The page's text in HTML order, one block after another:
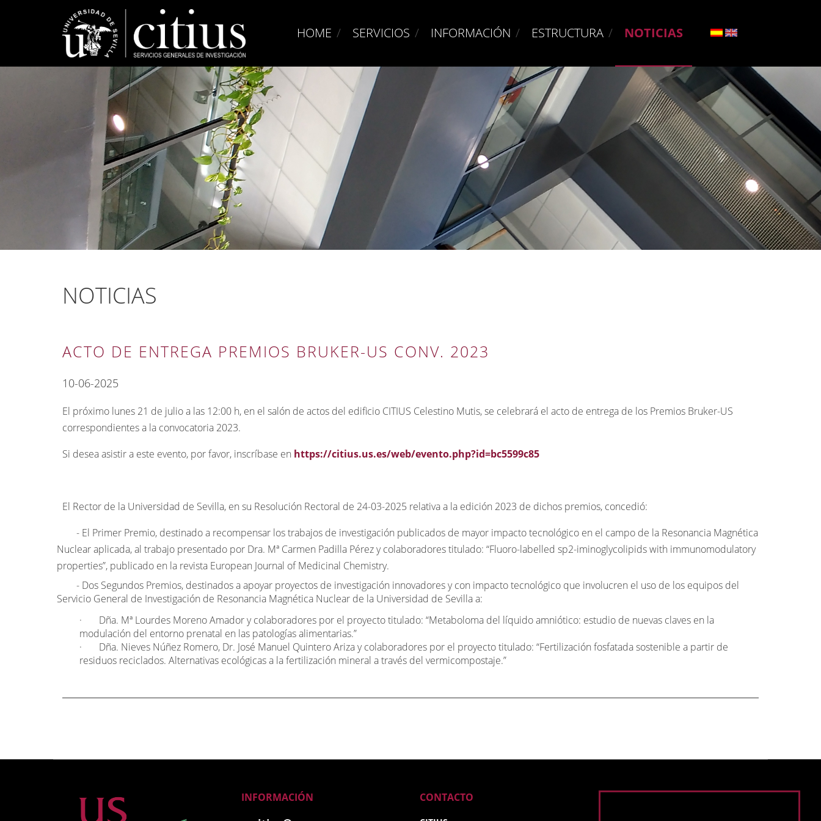
HOME SERVICIOS INFORMACIÓN ESTRUCTURA NOTICIAS
NOTICIAS
ACTO DE ENTREGA PREMIOS BRUKER-US CONV. 2023
10-06-2025
El próximo lunes 21 de julio a las 12:00 h, en el salón de actos del edificio CITIUS Celestino Mutis, se celebrará el acto de entrega de los Premios Bruker-US
correspondientes a la convocatoria 2023.
Si desea asistir a este evento, por favor, inscríbase en https://citius.us.es/web/evento.php?id=bc5599c85
El Rector de la Universidad de Sevilla, en su Resolución Rectoral de 24-03-2025 relativa a la edición 2023 de dichos premios, concedió:
- El Primer Premio, destinado a recompensar los trabajos de investigación publicados de mayor impacto tecnológico en el campo de la Resonancia Magnética
Nuclear aplicada, al trabajo presentado por Dra. Mª Carmen Padilla Pérez y colaboradores titulado: “Fluoro-labelled sp2-iminoglycolipids with immunomodulatory
properties”, publicado en la revista European Journal of Medicinal Chemistry.
- Dos Segundos Premios, destinados a apoyar proyectos de investigación innovadores y con impacto tecnológico que involucren el uso de los equipos del
Servicio General de Investigación de Resonancia Magnética Nuclear de la Universidad de Sevilla a:
·
Dña. Mª Lourdes Moreno Amador y colaboradores por el proyecto titulado: “Metaboloma del líquido amniótico: estudio de nuevas claves en la
modulación del entorno prenatal en las patologías alimentarias.”
·
Dña. Nieves Núñez Romero, Dr. José Manuel Quintero Ariza y colaboradores por el proyecto titulado: “Fertilización fosfatada sostenible a partir de
residuos reciclados. Alternativas ecológicas a la fertilización mineral a través del vermicompostaje.”
INFORMACIÓN CONTACTO